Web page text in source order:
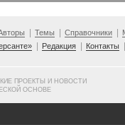
Темы Справочники
Редакция Контакты
ПРОЕКТЫ И НОВОСТИ
ОСНОВЕ